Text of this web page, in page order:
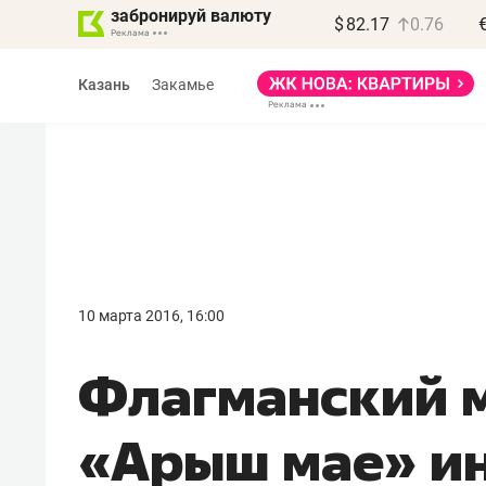
забронируй валюту $ 82.17 0.76
Казань Закамье
10 марта 2016, 16:00
Флагманский
«Арыш мае»
правил, бизнес может
потерять минимум